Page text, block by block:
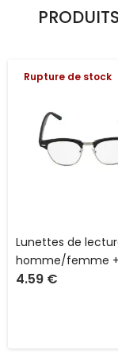
Rupture de stock
Lunettes de
homme/femme +
aux normes CE
4.59 €